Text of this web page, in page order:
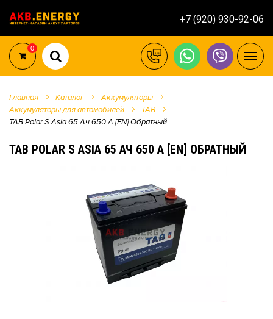
+7 (920) 930-92-06
0
Главная Каталог
Аккумуляторы
Аккумуляторы для автомобилей
TAB
TAB Polar S Asia 65 Ач 650 А [EN] Обратный
TAB POLAR S ASIA 65 АЧ 650 А [EN] ОБРАТНЫЙ